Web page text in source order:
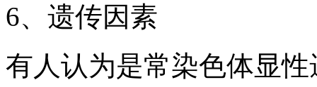
6、遗传因素
有人认为是常染色体显